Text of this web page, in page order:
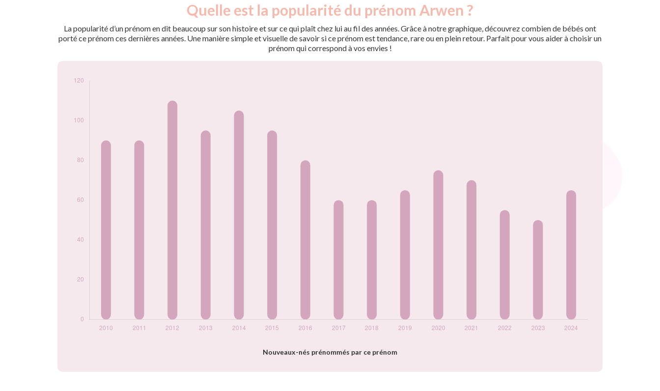
Quelle est la popularité du prénom Arwen ?
La popularité d’un prénom en dit beaucoup sur son histoire et sur ce qui plaît chez lui au fil des années. Grâce à notre graphique, découvrez combien de bébés ont
porté ce prénom ces dernières années. Une manière simple et visuelle de savoir si ce prénom est tendance, rare ou en plein retour. Parfait pour vous aider à choisir un
prénom qui correspond à vos envies !
Nouveaux-nés prénommés par ce prénom
Popularité du
2009
100
2010
90
2014
105
2018
60
70